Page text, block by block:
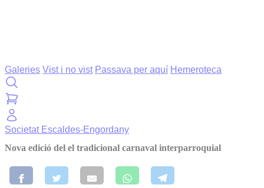
Galeries Vist i no vist Passava per aquí Hemeroteca
Societat Escaldes-Engordany
Nova edició del el tradicional carnaval interparroquial